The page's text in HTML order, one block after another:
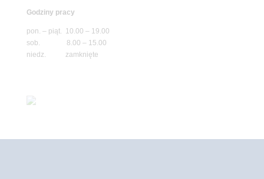
Godziny pracy
pon. – piąt. 10.00 – 19.00
sob. 8.00 – 15.00
niedz. zamknięte